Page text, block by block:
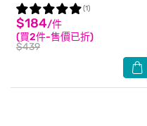
$184/件
(買2件-售價已折)
$439
(1)